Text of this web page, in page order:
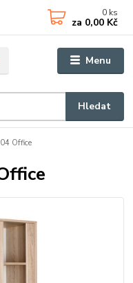
Menu
Hledat
0 ks
za 0,00 Kč
Office